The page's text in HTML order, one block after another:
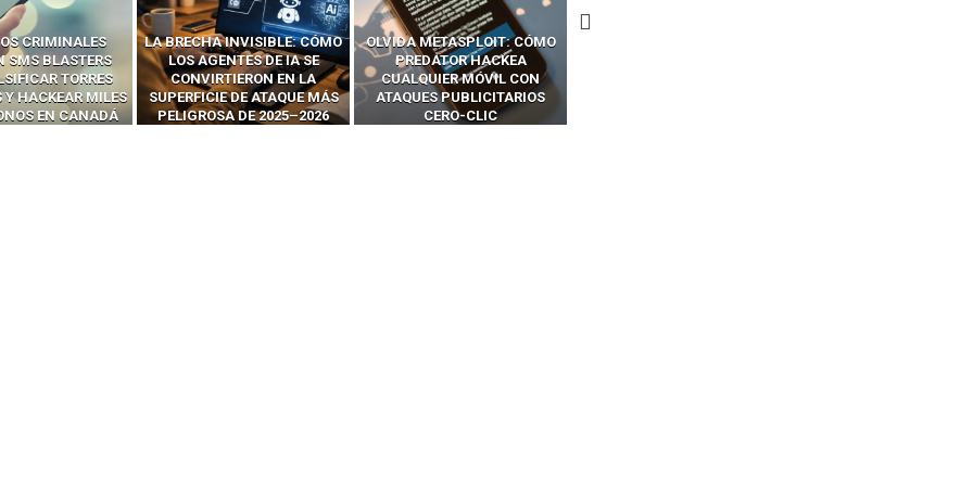
INVISIBLE: CÓMO
DE IA SE
EN LA
DE ATAQUE MÁS
DE 2025–2026
OLVIDA METASPLOIT: CÓMO
PREDATOR HACKEA
CUALQUIER MÓVIL CON
ATAQUES PUBLICITARIOS
CERO-CLIC
CÓMO LOS HACKERS
INTERCEPTAN OTPS Y
LLAMADAS MÓVILES SIN
‘HACKEAR’ — EL INCREÍBLE
PODER DE LOS SIM BOXES”